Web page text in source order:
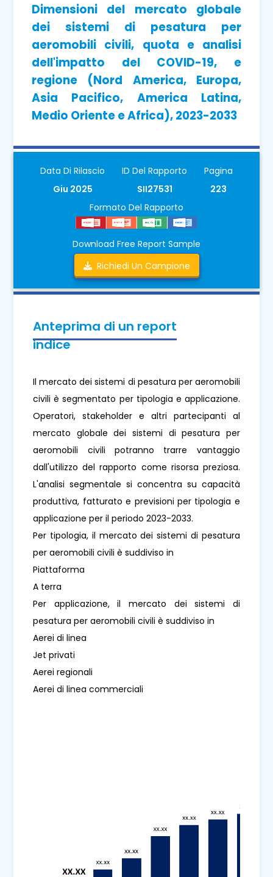
Dimensioni del mercato globale
dei sistemi di pesatura per
aeromobili civili, quota e analisi
dell'impatto del COVID-19, e
regione (Nord America, Europa,
Asia Pacifico, America Latina,
Medio Oriente e Africa), 2023-2033
Data Di Rilascio
Giu 2025
ID Del Rapporto
SII27531
Pagina
223
Formato Del Rapporto
Download Free Report Sample
Richiedi Un Campione
Anteprima di un report
indice
Il mercato dei sistemi di pesatura per aeromobili
civili è segmentato per tipologia e applicazione.
Operatori, stakeholder e altri partecipanti al
mercato globale dei sistemi di pesatura per
aeromobili civili potranno trarre vantaggio
dall'utilizzo del rapporto come risorsa preziosa.
L'analisi segmentale si concentra su capacità
produttiva, fatturato e previsioni per tipologia e
applicazione per il periodo 2023-2033.
Per tipologia, il mercato dei sistemi di pesatura
per aeromobili civili è suddiviso in
Piattaforma
A terra
Per applicazione, il mercato dei sistemi di
pesatura per aeromobili civili è suddiviso in
Aerei di linea
Jet privati
Aerei regionali
Aerei di linea commerciali